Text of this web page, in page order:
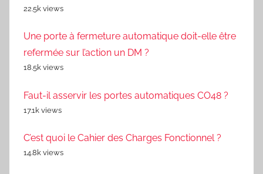
22.5k views
Une porte à fermeture automatique doit-elle être
refermée sur l’action un DM ?
18.5k views
Faut-il asservir les portes automatiques CO48 ?
17.1k views
C’est quoi le Cahier des Charges Fonctionnel ?
14.8k views